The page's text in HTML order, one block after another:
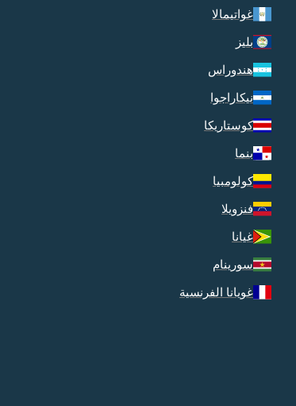
غواتيمالا
بليز
هندوراس
نيكاراجوا
كوستاريكا
بنما
كولومبيا
فنزويلا
غيانا
سورينام
غويانا الفرنسية